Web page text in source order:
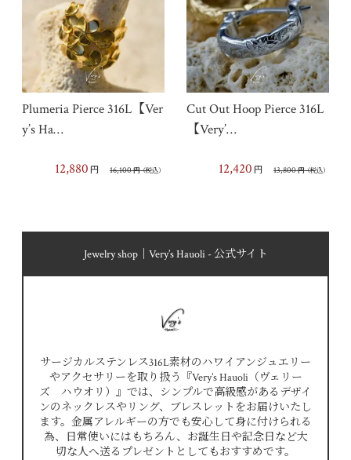
Plumeria Pierce 316L【Ver
y’s Ha…
16,100円（税込）
12,880 円
Cut Out Hoop Pierce 316L
【Very’…
13,800円（税込）
12,420 円
Jewelry shop｜Very’s Hauoli - 公式サイト
サージカルステンレス316L素材のハワイアンジュエリー
やアクセサリーを取り扱う『Very’s Hauoli（ヴェリー
ズ ハウオリ）』では、シンプルで高級感があるデザイ
ンのネックレスやリング、ブレスレットをお届けいたし
ます。金属アレルギーの方でも安心して身に付けられる
為、日常使いにはもちろん、お誕生日や記念日など大
切な人へ送るプレゼントとしてもおすすめです。